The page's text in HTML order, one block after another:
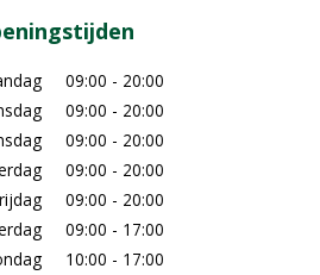
09:00 - 20:00
09:00 - 20:00
09:00 - 20:00
09:00 - 20:00
09:00 - 20:00
09:00 - 17:00
10:00 - 17:00